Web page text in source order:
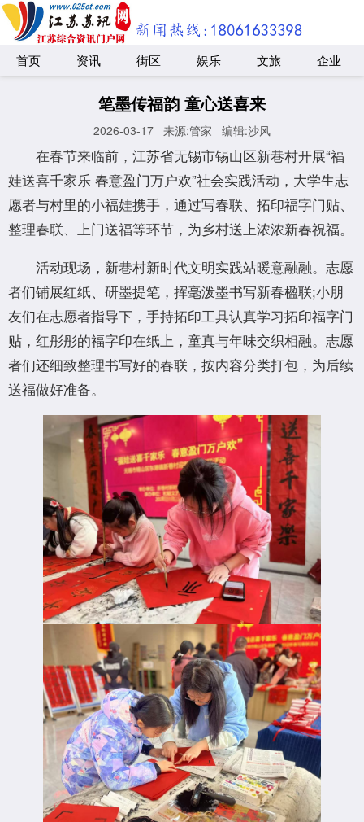
首页 资讯 街区 娱乐 文旅 企业
笔墨传福韵 童心送喜来
2026-03-17 来源:管家 编辑:沙风
在春节来临前，江苏省无锡市锡山区新巷村开展“福
娃送喜千家乐 春意盈门万户欢”社会实践活动，大学生志
愿者与村里的小福娃携手，通过写春联、拓印福字门贴、
整理春联、上门送福等环节，为乡村送上浓浓新春祝福。
活动现场，新巷村新时代文明实践站暖意融融。志愿
者们铺展红纸、研墨提笔，挥毫泼墨书写新春楹联;小朋
友们在志愿者指导下，手持拓印工具认真学习拓印福字门
贴，红彤彤的福字印在纸上，童真与年味交织相融。志愿
者们还细致整理书写好的春联，按内容分类打包，为后续
送福做好准备。